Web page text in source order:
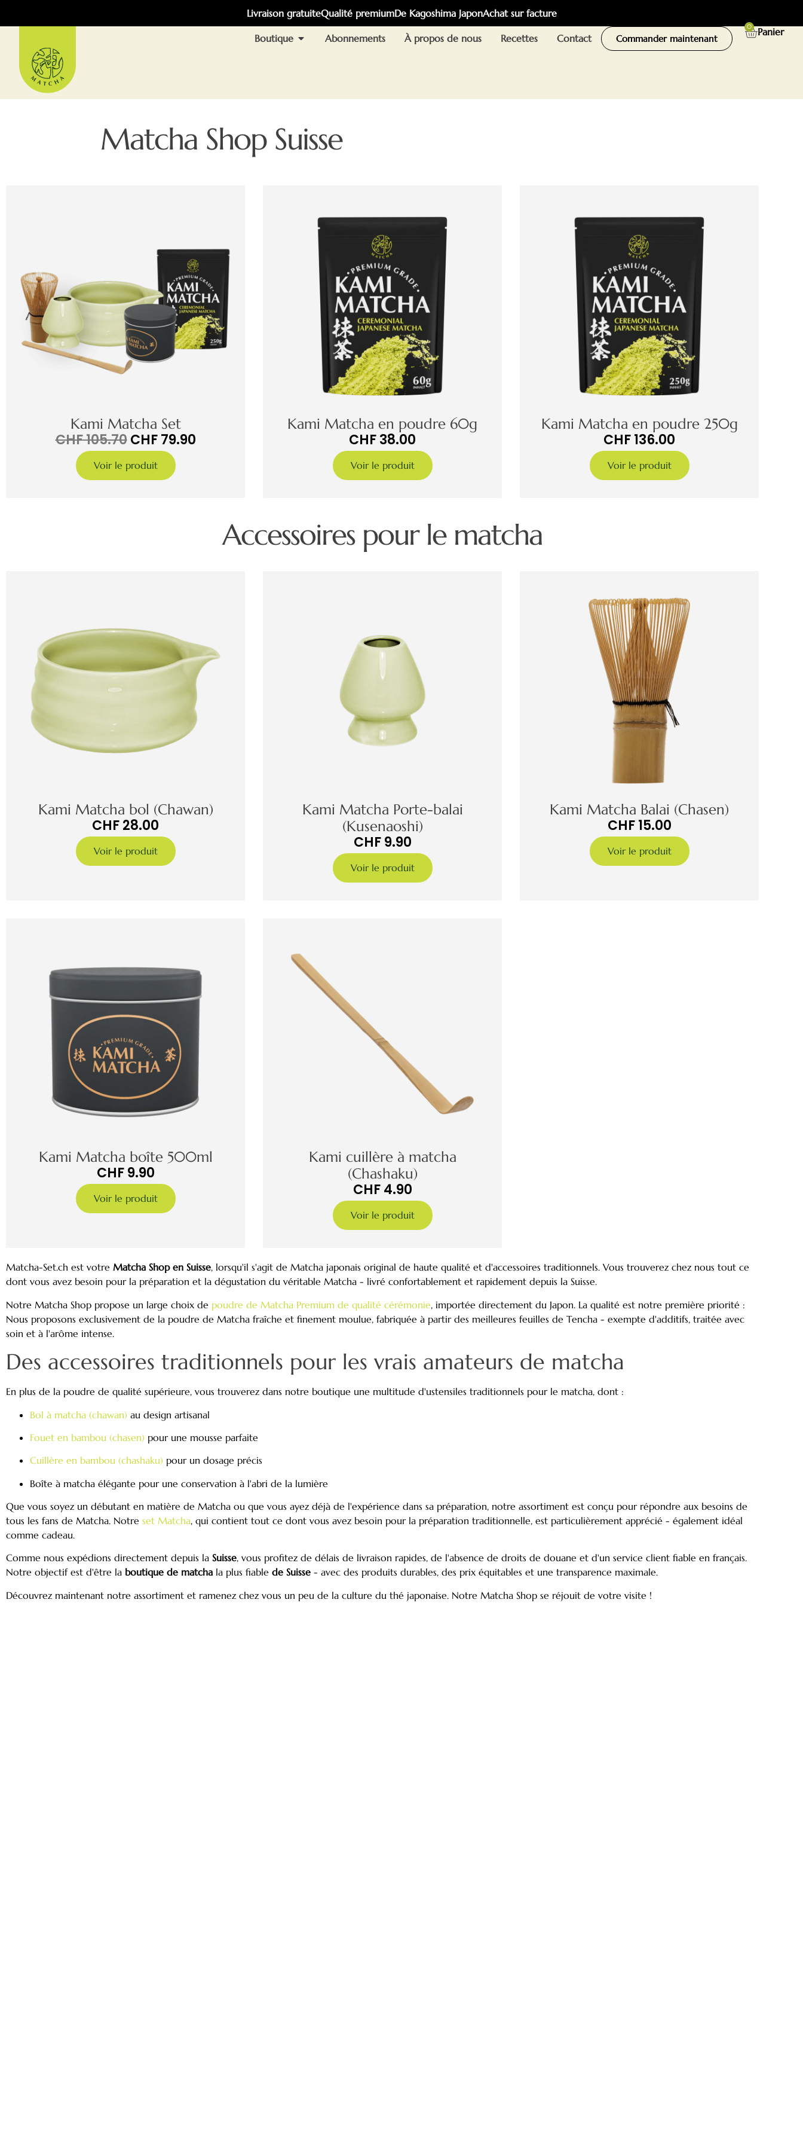
Livraison gratuiteQualité premiumDe Kagoshima JaponAchat sur facture
Boutique Abonnements À propos de nous Recettes Contact Commander maintenant
0 Panier
Matcha Shop Suisse
Kami Matcha Set
CHF105.70 CHF79.90
Voir le produit
Kami Matcha en poudre 60g
CHF38.00
Voir le produit
Kami Matcha en poudre 250g
CHF136.00
Voir le produit
Accessoires pour le matcha
Kami Matcha bol (Chawan)
CHF28.00
Voir le produit
Kami Matcha Porte-balai
(Kusenaoshi)
CHF9.90
Voir le produit
Kami Matcha Balai (Chasen)
CHF15.00
Voir le produit
Kami Matcha boîte 500ml
CHF9.90
Voir le produit
Kami cuillère à matcha
(Chashaku)
CHF4.90
Voir le produit
Matcha-Set.ch est votre Matcha Shop en Suisse, lorsqu'il s'agit de Matcha japonais original de haute qualité et d'accessoires traditionnels. Vous trouverez chez nous tout ce
dont vous avez besoin pour la préparation et la dégustation du véritable Matcha - livré confortablement et rapidement depuis la Suisse.
Notre Matcha Shop propose un large choix de poudre de Matcha Premium de qualité cérémonie, importée directement du Japon. La qualité est notre première priorité :
Nous proposons exclusivement de la poudre de Matcha fraîche et finement moulue, fabriquée à partir des meilleures feuilles de Tencha - exempte d'additifs, traitée avec
soin et à l'arôme intense.
Des accessoires traditionnels pour les vrais amateurs de matcha
En plus de la poudre de qualité supérieure, vous trouverez dans notre boutique une multitude d'ustensiles traditionnels pour le matcha, dont :
Bol à matcha (chawan) au design artisanal
Fouet en bambou (chasen) pour une mousse parfaite
Cuillère en bambou (chashaku) pour un dosage précis
Boîte à matcha élégante pour une conservation à l'abri de la lumière
Que vous soyez un débutant en matière de Matcha ou que vous ayez déjà de l'expérience dans sa préparation, notre assortiment est conçu pour répondre aux besoins de
tous les fans de Matcha. Notre set Matcha, qui contient tout ce dont vous avez besoin pour la préparation traditionnelle, est particulièrement apprécié - également idéal
comme cadeau.
Comme nous expédions directement depuis la Suisse, vous profitez de délais de livraison rapides, de l'absence de droits de douane et d'un service client fiable en français.
Notre objectif est d'être la boutique de matcha la plus fiable de Suisse - avec des produits durables, des prix équitables et une transparence maximale.
Découvrez maintenant notre assortiment et ramenez chez vous un peu de la culture du thé japonaise. Notre Matcha Shop se réjouit de votre visite !